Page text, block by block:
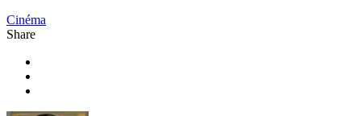
Cinéma
Share